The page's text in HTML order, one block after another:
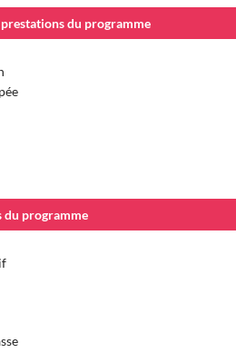
du programme
du programme